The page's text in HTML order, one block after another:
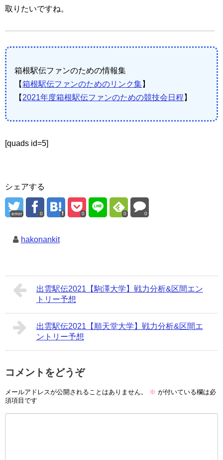
取りたいですね。
箱根駅伝ファンのための情報集
【箱根駅伝ファンのためのリンク集】
【 2021年度箱根駅伝ファンのための競技会日程 】
[quads id=5]
シェアする
error 0 0 0 0
hakonankit
出雲駅伝2021【駒澤大学】戦力分析&区間エン
トリー予想
出雲駅伝2021【順天堂大学】戦力分析&区間エ
ントリー予想
コメントをどうぞ
メールアドレスが公開されることはありません。 ※ が付いている欄は必
須項目です